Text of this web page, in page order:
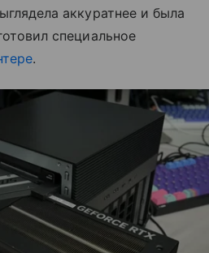
аккуратнее и была
специальное
.